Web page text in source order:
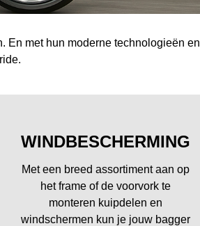
En met hun moderne technologieën en
WINDBESCHERMING
Met een breed assortiment aan op
het frame of de voorvork te
monteren kuipdelen en
windschermen kun je jouw bagger